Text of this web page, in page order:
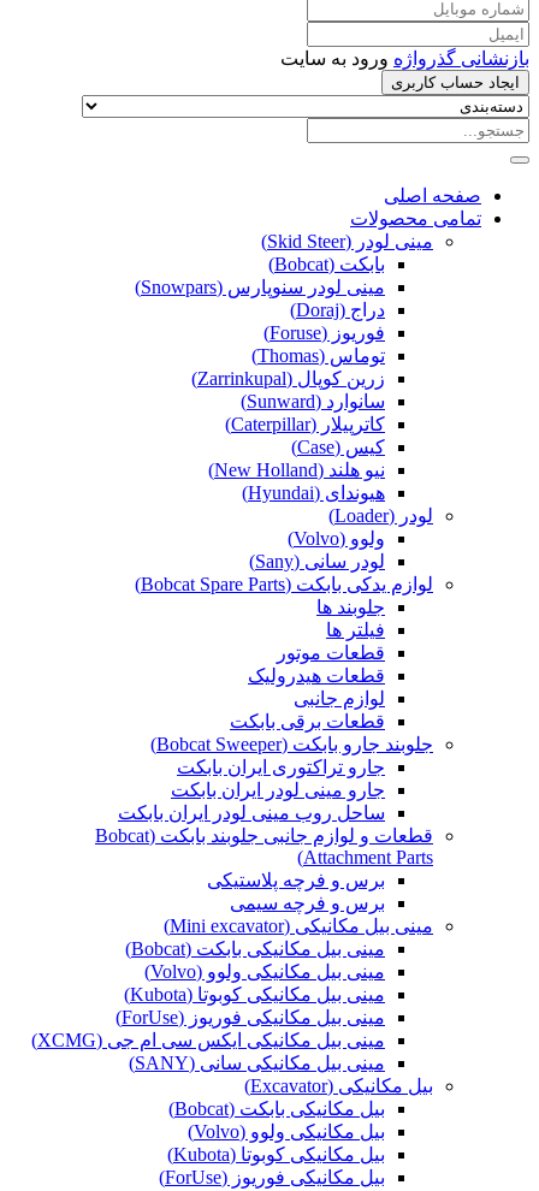
بازنشانی گذرواژه ورود به سایت
ایجاد حساب کاربری
صفحه اصلی
تمامی محصولات
مینی لودر (Skid Steer)
بابکت (Bobcat)
مینی لودر سنوپارس (Snowpars)
دراج (Doraj)
فوریوز (Foruse)
توماس (Thomas)
زرین کوپال (Zarrinkupal)
سانوارد (Sunward)
کاترپیلار (Caterpillar)
کیس (Case)
نیو هلند (New Holland)
هیوندای (Hyundai)
لودر (Loader)
ولوو (Volvo)
لودر سانی (Sany)
لوازم یدکی بابکت (Bobcat Spare Parts)
جلوبند ها
فیلتر ها
قطعات موتور
قطعات هیدرولیک
لوازم جانبی
قطعات برقی بابکت
جلوبند جارو بابکت (Bobcat Sweeper)
جارو تراکتوری ایران بابکت
جارو مینی لودر ایران بابکت
ساحل روب مینی لودر ایران بابکت
قطعات و لوازم جانبی جلوبند بابکت (Bobcat
Attachment Parts)
برس و فرچه پلاستیکی
برس و فرچه سیمی
مینی بیل مکانیکی (Mini excavator)
مینی بیل مکانیکی بابکت (Bobcat)
مینی بیل مکانیکی ولوو (Volvo)
مینی بیل مکانیکی کوبوتا (Kubota)
مینی بیل مکانیکی فوریوز (ForUse)
مینی بیل مکانیکی ایکس سی ام جی (XCMG)
مینی بیل مکانیکی سانی (SANY)
بیل مکانیکی (Excavator)
بیل مکانیکی بابکت (Bobcat)
بیل مکانیکی ولوو (Volvo)
بیل مکانیکی کوبوتا (Kubota)
بیل مکانیکی فوریوز (ForUse)